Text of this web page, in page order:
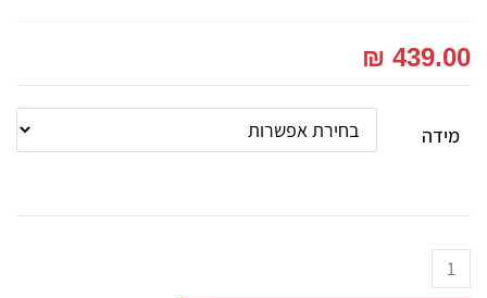
₪ 439.00
מידה